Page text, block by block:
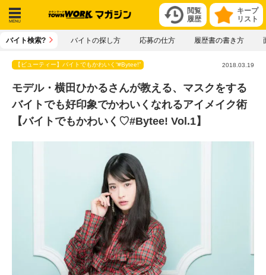
キープ
リスト
閲覧
履歴
メニ
バイト検索? バイトの探し方 応募の仕方 履歴書の書き方
【ビューティー】バイトでもかわいく“#Bytee!” 2018.03.19
モデル・横田ひかるさんが教える、マスクをする
バイトでも好印象でかわいくなれるアイメイク術
【バイトでもかわいく♡#Bytee! Vol.1】